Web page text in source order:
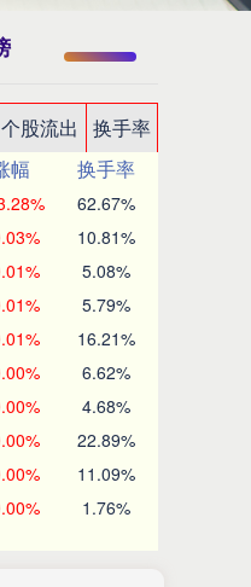
个股流出
换手率
幅
换手率
62.67%
10.81%
5.08%
5.79%
16.21%
6.62%
4.68%
22.89%
11.09%
1.76%